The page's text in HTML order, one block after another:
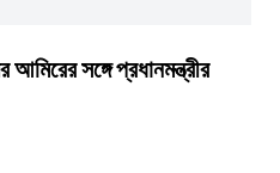
আমিরের সঙ্গে প্রধানমন্ত্রীর